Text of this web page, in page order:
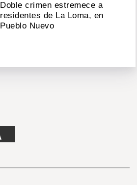
Doble crimen estremece a
residentes de La Loma, en
Pueblo Nuevo